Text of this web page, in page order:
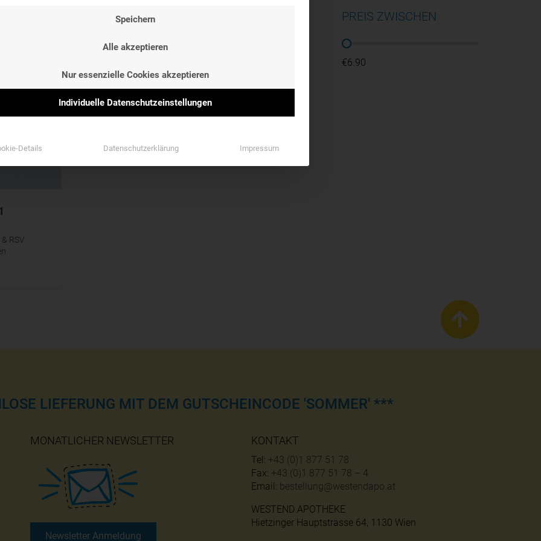
PREIS ZWISCHEN
PREIS ZWISCHEN
€6.90
RSV
LIEFERUNG MIT DEM GUTSCHEINCODE 'SOMMER' ***
MONATLICHER NEWSLETTER
Newsletter Anmeldung
KONTAKT
Tel: +43 (0)1 877 51 78
Fax: +43 (0)1 877 51 78 – 4
Email: bestellung@westendapo.at
WESTEND APOTHEKE
Hietzinger Hauptstrasse 64, 1130 Wien
Speichern
Alle akzeptieren
Nur essenzielle Cookies akzeptieren
Individuelle Datenschutzeinstellungen
Details Datenschutzerklärung Impressum